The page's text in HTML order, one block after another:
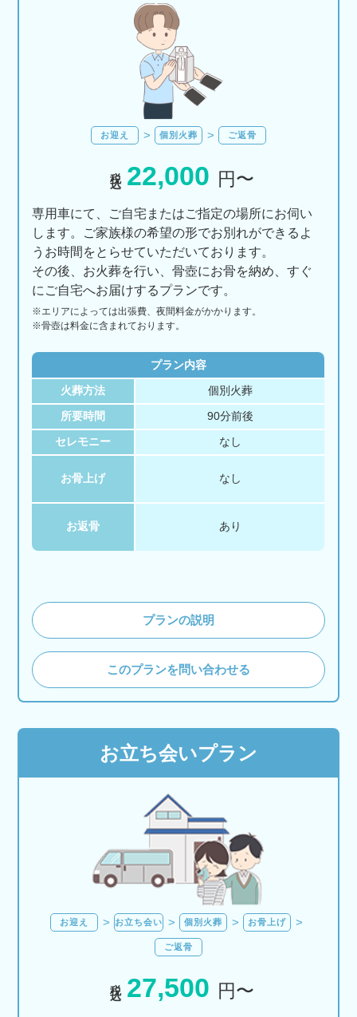
お迎え 個別火葬 ご返骨
22,000 円〜
専用車にて、ご自宅またはご指定の場所にお伺い
します。ご家族様の希望の形でお別れができるよ
うお時間をとらせていただいております。
その後、お火葬を行い、骨壺にお骨を納め、すぐ
にご自宅へお届けするプランです。
※エリアによっては出張費、夜間料金がかかります。
※骨壺は料金に含まれております。
プラン内容
火葬方法 個別火葬
所要時間 90分前後
セレモニー なし
お骨上げ なし
お返骨 あり
プランの説明
このプランを問い合わせる
お立ち会いプラン
お迎え お立ち会い 個別火葬 お骨上げ
ご返骨
27,500 円〜